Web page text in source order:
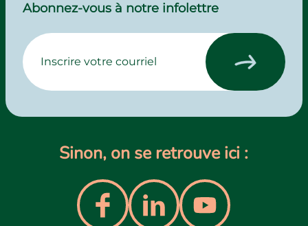
Abonnez-vous à notre infolettre
Sinon, on se retrouve ici :